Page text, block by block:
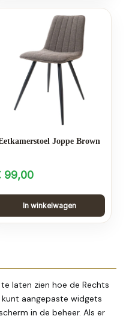
Joppe Brown
99,00
In winkelwagen
laten zien hoe de Rechts
aangepaste widgets
in de beheer. Als er